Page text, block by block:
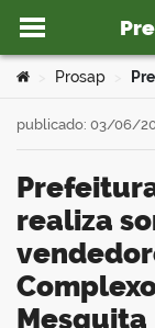
Ir para o conteúdo
portal
Você está aqui:
Prosap
Prefeitura de Parauapebas
realiza
Mesquita
publicado: 03/06/